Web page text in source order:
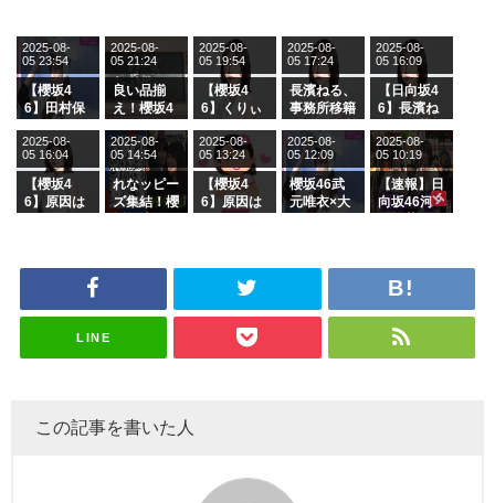
【櫻坂4
6】田村保
ージを脱い
でいた理由
2025-08-
05 23:54
良い品揃
え！櫻坂4
グル『Mak
e or Brea
k』オフィ
シャルグッ
ズ絶賛販売
2025-08-
05 21:24
【櫻坂4
6】くりぃ
の2人を手
玉に取る大
沼晶保【く
りぃむナン
タラ】
2025-08-
05 19:54
長濱ねる、
事務所移籍
属を発表
2025-08-
05 17:24
【日向坂4
6】長濱ね
ら移籍しフ
ラーム所属
に。これで
事務所に所
属している
がこちら
2025-08-
05 16:09
【櫻坂4
6】原因は
ざわつかせ
2025-08-
05 16:04
れなッピー
ズ集結！櫻
「ラヴィッ
スタジオ出
2025-08-
05 14:54
【櫻坂4
6】原因は
ざわつかせ
2025-08-
05 13:24
櫻坂46武
元唯衣×大
さんに恐怖
ナンタラ】
2025-08-
05 12:09
【速報】日
向坂46河
2025-08-
05 10:19
LINE
この記事を書いた人